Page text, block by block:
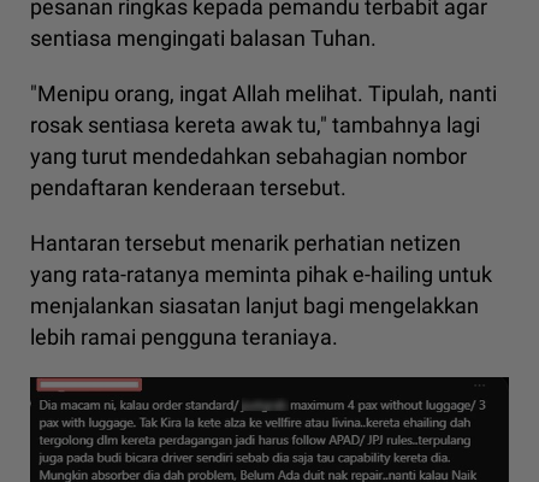
pesanan ringkas kepada pemandu terbabit agar
sentiasa mengingati balasan Tuhan.
"Menipu orang, ingat Allah melihat. Tipulah, nanti
rosak sentiasa kereta awak tu," tambahnya lagi
yang turut mendedahkan sebahagian nombor
pendaftaran kenderaan tersebut.
Hantaran tersebut menarik perhatian netizen
yang rata-ratanya meminta pihak e-hailing untuk
menjalankan siasatan lanjut bagi mengelakkan
lebih ramai pengguna teraniaya.